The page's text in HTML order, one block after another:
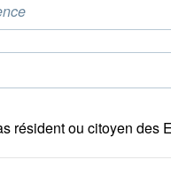
résident ou citoyen des